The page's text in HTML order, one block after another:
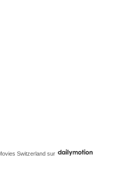
Switzerland sur